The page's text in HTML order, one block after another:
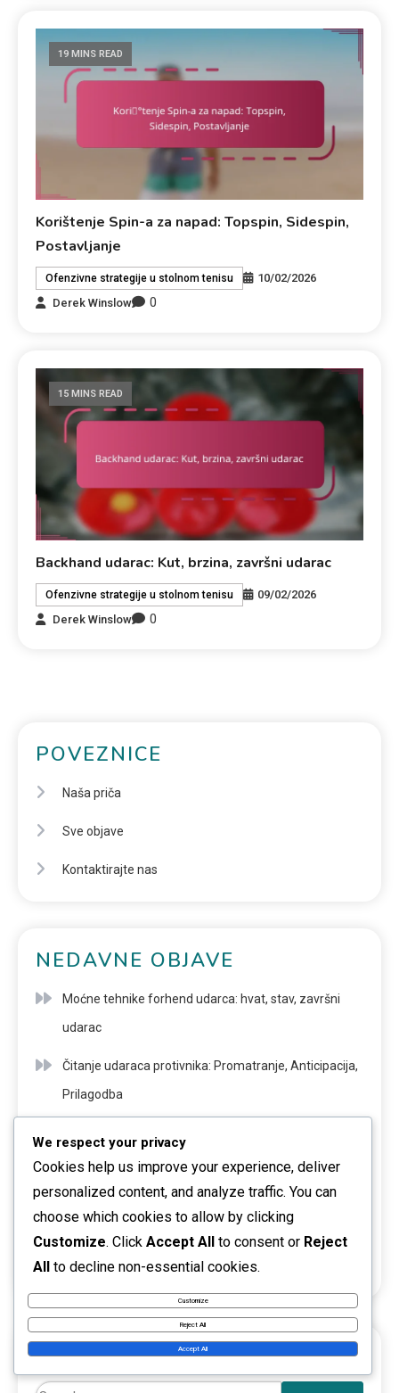
19 MINS READ
Korištenje Spin-a za napad: Topspin, Sidespin,
Postavljanje
Ofenzivne strategije u stolnom tenisu
10/02/2026
Derek Winslow
0
15 MINS READ
Backhand udarac: Kut, brzina, završni udarac
Ofenzivne strategije u stolnom tenisu
09/02/2026
Derek Winslow
0
POVEZNICE
Naša priča
Sve objave
Kontaktirajte nas
NEDAVNE OBJAVE
Moćne tehnike forhend udarca: hvat, stav, završni
udarac
Čitanje udaraca protivnika: Promatranje, Anticipacija,
Prilagodba
Ravnoteža
Tehnike skakanja servisa: Vrijeme, Spin, Postavljanje
Korištenje Spin-a za napad: Topspin, Sidespin,
Postavljanje
PRETRAŽI
We respect your privacy
Cookies help us improve your experience, deliver
personalized content, and analyze traffic. You can
choose which cookies to allow by clicking
Customize. Click Accept All to consent or Reject
All to decline non-essential cookies.
Customize
Reject All
Accept All